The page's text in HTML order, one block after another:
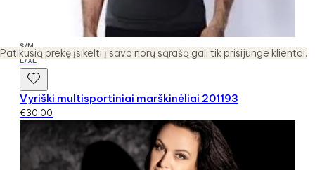
Patikusią prekę įsikelti į savo norų sąrašą gali tik prisijunge klientai.
S/M
L/XL
Vyriški multisportiniai marškinėliai 201193
€30.00